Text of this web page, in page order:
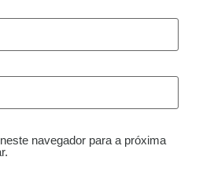
navegador para a próxima